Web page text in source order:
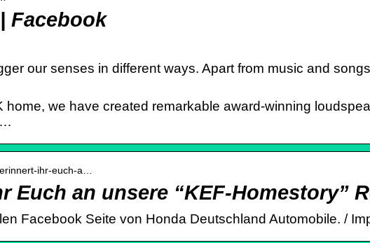
Facebook
our senses in different ways. Apart from music and
home, we have created remarkable award-winning
ihr-euch-a…
Euch an unsere “KEF-Homestory”
Facebook Seite von Honda Deutschland Automobile. /